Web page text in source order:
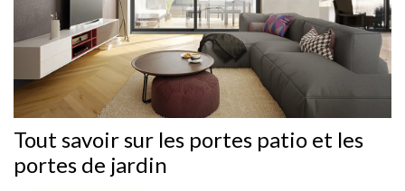
Tout savoir sur les portes patio et les
portes de jardin